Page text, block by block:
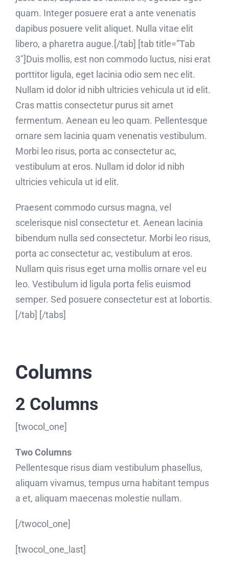
quam. Integer posuere erat a ante venenatis
dapibus posuere velit aliquet. Nulla vitae elit
libero, a pharetra augue.[/tab] [tab title=”Tab
3″]Duis mollis, est non commodo luctus, nisi erat
porttitor ligula, eget lacinia odio sem nec elit.
Nullam id dolor id nibh ultricies vehicula ut id elit.
Cras mattis consectetur purus sit amet
fermentum. Aenean eu leo quam. Pellentesque
ornare sem lacinia quam venenatis vestibulum.
Morbi leo risus, porta ac consectetur ac,
vestibulum at eros. Nullam id dolor id nibh
ultricies vehicula ut id elit.
Praesent commodo cursus magna, vel
scelerisque nisl consectetur et. Aenean lacinia
bibendum nulla sed consectetur. Morbi leo risus,
porta ac consectetur ac, vestibulum at eros.
Nullam quis risus eget urna mollis ornare vel eu
leo. Vestibulum id ligula porta felis euismod
semper. Sed posuere consectetur est at lobortis.
[/tab] [/tabs]
Columns
2 Columns
[twocol_one]
Two Columns
Pellentesque risus diam vestibulum phasellus,
aliquam vivamus, tempus urna habitant tempus
a et, aliquam maecenas molestie nullam.
[/twocol_one]
[twocol_one_last]